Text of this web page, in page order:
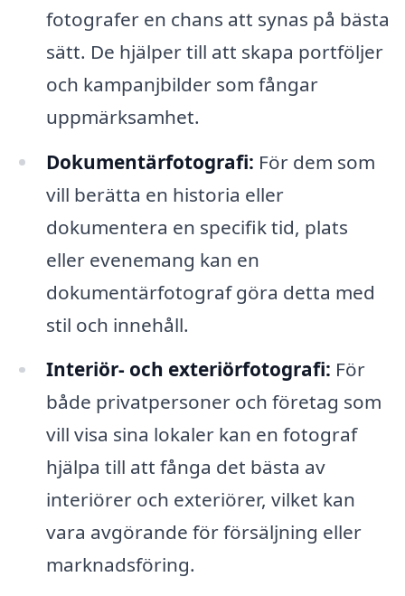
fotografer en chans att synas på bästa
sätt. De hjälper till att skapa portföljer
och kampanjbilder som fångar
uppmärksamhet.
Dokumentärfotografi: För dem som
vill berätta en historia eller
dokumentera en specifik tid, plats
eller evenemang kan en
dokumentärfotograf göra detta med
stil och innehåll.
Interiör- och exteriörfotografi: För
både privatpersoner och företag som
vill visa sina lokaler kan en fotograf
hjälpa till att fånga det bästa av
interiörer och exteriörer, vilket kan
vara avgörande för försäljning eller
marknadsföring.